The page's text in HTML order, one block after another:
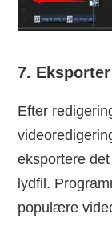
7.
Efter
eksportere
lydfil.
populære